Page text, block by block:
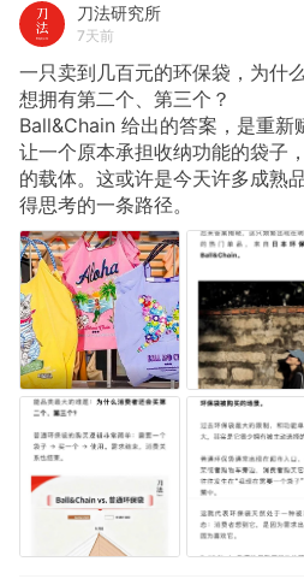
刀法研究所
7天前
一只卖到几百元的环保袋，为什
想拥有第二个、第三个？
Ball&Chain 给出的答案，是重新
让一个原本承担收纳功能的袋子
的载体。这或许是今天许多成熟
得思考的一条路径。